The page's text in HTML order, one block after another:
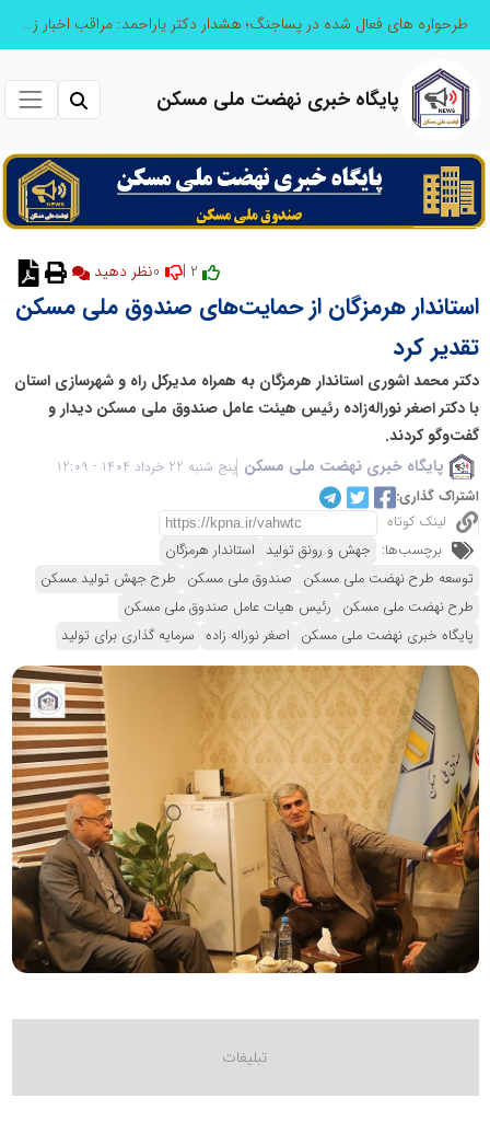
طرحواره های فعال شده در پساجنگ؛ هشدار دکتر یاراحمد: مراقب اخبار زرد و واکنش های هیجانی باشید
پایگاه خبری نهضت ملی مسکن
نظر دهید
استاندار هرمزگان از حمایت‌های صندوق ملی مسکن
تقدیر کرد
دکتر محمد اشوری استاندار هرمزگان به همراه مدیرکل راه و شهرسازی استان
با دکتر اصغر نوراله‌زاده رئیس هیئت عامل صندوق ملی مسکن دیدار و
گفت‌وگو کردند.
پایگاه خبری نهضت ملی مسکن پنج شنبه 22 خرداد 1404 - 12:09
اشتراک گذاری:
لینک کوتاه
برچسب‌ها: جهش و رونق تولید استاندار هرمزگان
توسعه طرح نهضت ملی مسکن صندوق ملی مسکن طرح جهش تولید مسکن
طرح نهضت ملی مسکن رئیس هیات عامل صندوق ملی مسکن
پایگاه خبری نهضت ملی مسکن اصغر نوراله زاده سرمایه گذاری برای تولید